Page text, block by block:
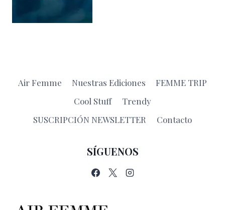
Air Femme Nuestras Ediciones
FEMME TRIP
Cool Stuff
Trendy
SUSCRIPCIÓN NEWSLETTER
Contacto
SÍGUENOS